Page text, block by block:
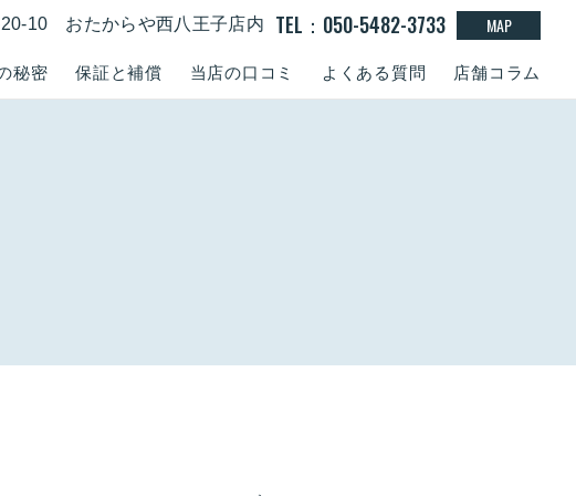
秘密 保証と補償 当店の口コミ よくある質問 店舗コラム
10 おたからや西八王子店内 TEL：050-5482-3733 MAP